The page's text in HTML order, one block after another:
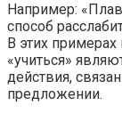
Например:
способ
В этих
«учиться»
действия,
предложении.